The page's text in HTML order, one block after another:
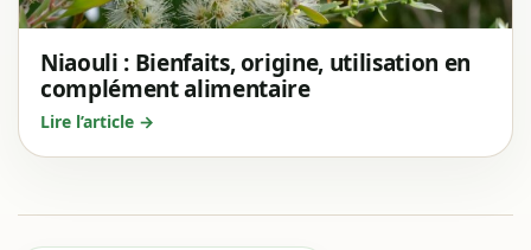
Niaouli : Bienfaits, origine, utilisation en
complément alimentaire
Lire l’article →